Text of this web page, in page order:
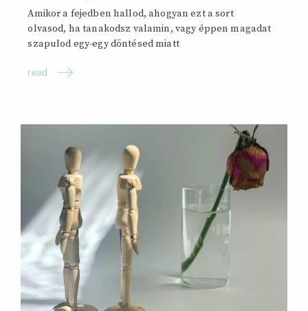
Amikor a fejedben hallod, ahogyan ezt a sort
olvasod, ha tanakodsz valamin, vagy éppen magadat
szapulod egy-egy döntésedmiatt
read